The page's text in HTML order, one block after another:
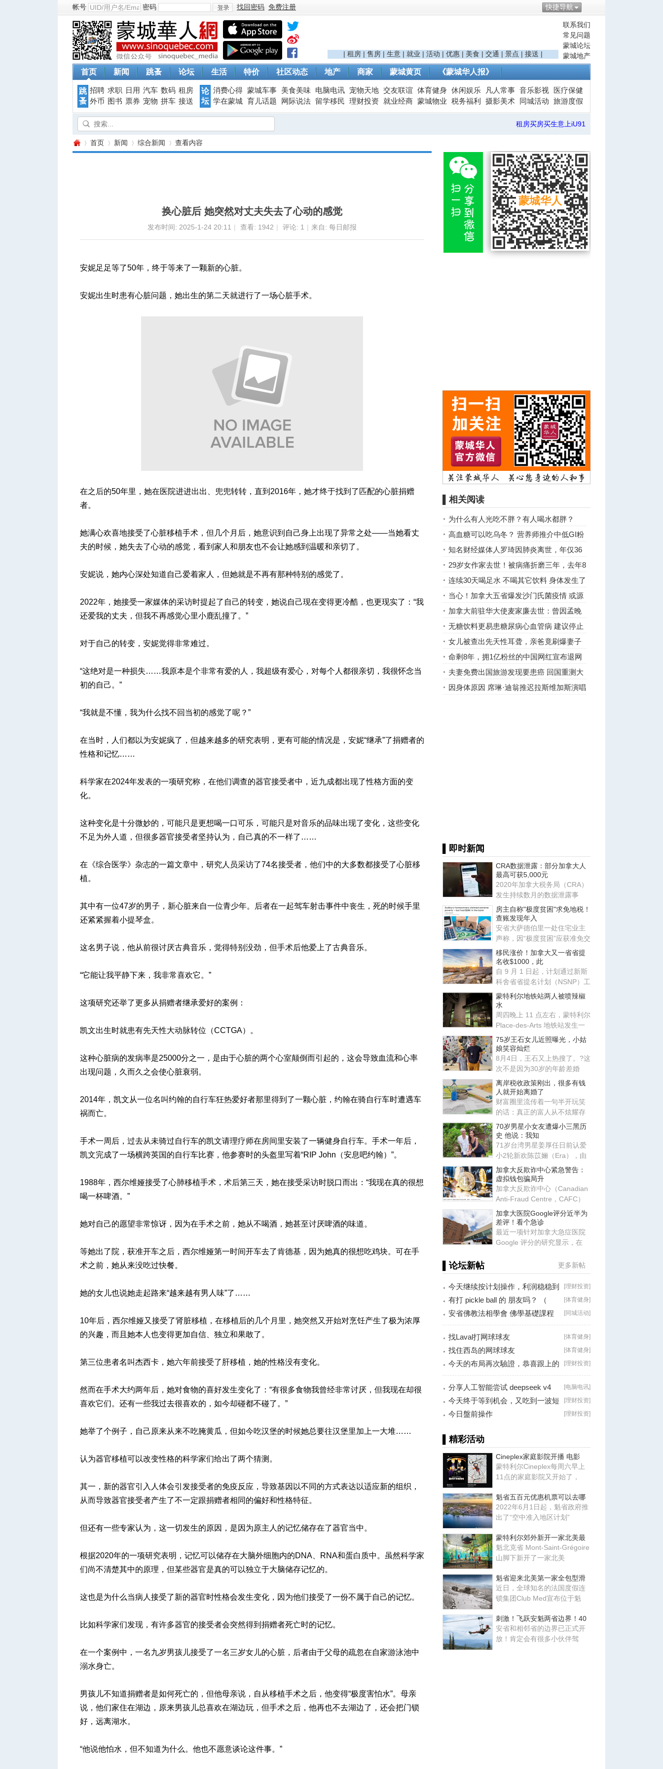
快捷导航
帐号 密码
登
录
找回密码 免费注册
联系我们
常见问题
蒙城论坛
蒙城地产
| 租房 | 售房 | 生意 | 就业 | 活动 | 优惠 | 美食 | 交通 | 景点 | 接送 |
首页 新闻 跳蚤 论坛 生活 特价 社区动态 地产 商家 蒙城黄页 《蒙城华人报》
跳
蚤
招聘 求职 日用 汽车 数码 租房
外币
图书 票券 宠物 拼车 接送
论
坛
消费心得 蒙城车事 美食美味 电脑电讯 宠物天地 交友联谊 体育健身 休闲娱乐 凡人常事 音乐影视
医疗保健
学在蒙城 育儿话题 网际说法 留学移民 理财投资 就业经商 蒙城物业 税务福利 摄影美术 同城活动 旅游度假
租房买房买生意上iU91
首页 新闻 综合新闻 查看内容
换心脏后 她突然对丈夫失去了心动的感觉
发布时间: 2025-1-24 20:11 | 查看: 1942 | 评论: 1 | 来自: 每日邮报
安妮足足等了50年，终于等来了一颗新的心脏。
安妮出生时患有心脏问题，她出生的第二天就进行了一场心脏手术。
在之后的50年里，她在医院进进出出、兜兜转转，直到2016年，她才终于找到了匹配的心脏捐赠
者。
她满心欢喜地接受了心脏移植手术，但几个月后，她意识到自己身上出现了异常之处——当她看丈
夫的时候，她失去了心动的感觉，看到家人和朋友也不会让她感到温暖和亲切了。
安妮说，她内心深处知道自己爱着家人，但她就是不再有那种特别的感觉了。
2022年，她接受一家媒体的采访时提起了自己的转变，她说自己现在变得更冷酷，也更现实了：“我
还爱我的丈夫，但我不再感觉心里小鹿乱撞了。”
对于自己的转变，安妮觉得非常难过。
“这绝对是一种损失……我原本是个非常有爱的人，我超级有爱心，对每个人都很亲切，我很怀念当
初的自己。”
“我就是不懂，我为什么找不回当初的感觉了呢？”
在当时，人们都以为安妮疯了，但越来越多的研究表明，更有可能的情况是，安妮“继承”了捐赠者的
性格和记忆……
科学家在2024年发表的一项研究称，在他们调查的器官接受者中，近九成都出现了性格方面的变
化。
这种变化是十分微妙的，可能只是更想喝一口可乐，可能只是对音乐的品味出现了变化，这些变化
不足为外人道，但很多器官接受者坚持认为，自己真的不一样了……
在《综合医学》杂志的一篇文章中，研究人员采访了74名接受者，他们中的大多数都接受了心脏移
植。
其中有一位47岁的男子，新心脏来自一位青少年。后者在一起驾车射击事件中丧生，死的时候手里
还紧紧握着小提琴盒。
这名男子说，他从前很讨厌古典音乐，觉得特别没劲，但手术后他爱上了古典音乐。
“它能让我平静下来，我非常喜欢它。”
这项研究还举了更多从捐赠者继承爱好的案例：
凯文出生时就患有先天性大动脉转位（CCTGA）。
这种心脏病的发病率是25000分之一，是由于心脏的两个心室颠倒而引起的，这会导致血流和心率
出现问题，久而久之会使心脏衰弱。
2014年，凯文从一位名叫约翰的自行车狂热爱好者那里得到了一颗心脏，约翰在骑自行车时遭遇车
祸而亡。
手术一周后，过去从未骑过自行车的凯文请理疗师在房间里安装了一辆健身自行车。手术一年后，
凯文完成了一场横跨英国的自行车比赛，他参赛时的头盔里写着“RIP John（安息吧约翰）”。
1988年，西尔维娅接受了心肺移植手术，术后第三天，她在接受采访时脱口而出：“我现在真的很想
喝一杯啤酒。”
她对自己的愿望非常惊讶，因为在手术之前，她从不喝酒，她甚至讨厌啤酒的味道。
等她出了院，获准开车之后，西尔维娅第一时间开车去了肯德基，因为她真的很想吃鸡块。可在手
术之前，她从来没吃过快餐。
她的女儿也说她走起路来“越来越有男人味”了……
10年后，西尔维娅又接受了肾脏移植，在移植后的几个月里，她突然又开始对烹饪产生了极为浓厚
的兴趣，而且她本人也变得更加自信、独立和果敢了。
第三位患者名叫杰西卡，她六年前接受了肝移植，她的性格没有变化。
然而在手术大约两年后，她对食物的喜好发生变化了：“有很多食物我曾经非常讨厌，但我现在却很
喜欢它们。还有一些我过去很喜欢的，如今却碰都不碰了。”
她举了个例子，自己原来从来不吃腌黄瓜，但如今吃汉堡的时候她总要往汉堡里加上一大堆……
认为器官移植可以改变性格的科学家们给出了两个猜测。
其一，新的器官引入人体会引发接受者的免疫反应，导致基因以不同的方式表达以适应新的组织，
从而导致器官接受者产生了不一定跟捐赠者相同的偏好和性格特征。
但还有一些专家认为，这一切发生的原因，是因为原主人的记忆储存在了器官当中。
根据2020年的一项研究表明，记忆可以储存在大脑外细胞内的DNA、RNA和蛋白质中。虽然科学家
们尚不清楚其中的原理，但某些器官是真的可以独立于大脑储存记忆的。
这也是为什么当病人接受了新的器官时性格会发生变化，因为他们接受了一份不属于自己的记忆。
比如科学家们发现，有许多器官的接受者会突然得到捐赠者死亡时的记忆。
在一个案例中，一名九岁男孩儿接受了一名三岁女儿的心脏，后者由于父母的疏忽在自家游泳池中
溺水身亡。
男孩儿不知道捐赠者是如何死亡的，但他母亲说，自从移植手术之后，他变得“极度害怕水”。母亲
说，他们家住在湖边，原来男孩儿总喜欢在湖边玩，但手术之后，他再也不去湖边了，还会把门锁
好，远离湖水。
“他说他怕水，但不知道为什么。他也不愿意谈论这件事。”
▌相关阅读
为什么有人光吃不胖？有人喝水都胖？
高血糖可以吃乌冬？ 营养师推介中低GI粉
面升糖慢
知名财经媒体人罗琦因肺炎离世，年仅36
岁
29岁女作家去世！被病痛折磨三年，去年8
月确诊罕见病……
连续30天喝足水 不喝其它饮料 身体发生了
大变化
当心！加拿大五省爆发沙门氏菌疫情 或源
自美国
加拿大前驻华大使麦家廉去世：曾因孟晚
舟案被杜鲁多解职
无糖饮料更易患糖尿病心血管病 建议停止
女儿被查出先天性耳聋，亲爸竟刷爆妻子
信用卡，更过分的是… ...
命剩8年，拥1亿粉丝的中国网红宣布退网
夫妻免费出国旅游发现要患癌 回国重测大
吃一惊
因身体原因 席琳·迪翁推迟拉斯维加斯演唱
▌即时新闻
CRA数据泄露：部分加拿大人
最高可获5,000元
2020年加拿大税务局（CRA）
发生持续数月的数据泄露事
件，导致数千名加拿大人的私
人信
房主自称"极度贫困"求免地税！
查账发现年入
安省大萨德伯里一处住宅业主
声称，因“极度贫困”应获准免交
地税。安省评估复核委员会
移民涨价！加拿大又一省省提
名收$1000，此
自 9 月 1 日起，计划通过新斯
科舍省省提名计划（NSNP）工
作类别申请移民的外国人需缴
蒙特利尔地铁站两人被喷辣椒
水
周四晚上 11 点左右，蒙特利尔
Place-des-Arts 地铁站发生一
起肢体冲突，事件升级导致
75岁王石女儿近照曝光，小姑
娘笑容灿烂
8月4日，王石又上热搜了。?这
次不是因为30岁的年龄差婚
姻，也不是因为田朴珺又说了
什
离岸税收政策刚出，很多有钱
人就开始离婚了
财富圈里流传着一句半开玩笑
的话：真正的富人从不炫耀存
款，他们炫耀的是律师、会计
师
70岁男星小女友遭爆小三黑历
史 他说：我知
71岁台湾男星姜厚任日前认爱
小2轮新欢陈苡㛤（Era），由
于她自称台大“3硕1博”、智商
加拿大反欺诈中心紧急警告：
虚拟钱包骗局升
加拿大反欺诈中心（Canadian
Anti-Fraud Centre，CAFC）
近日发布最新警告，提醒所有
使
加拿大医院Google评分近半为
差评！看个急诊
最近一项针对加拿大急症医院
Google 评分的研究显示，在
▌论坛新帖 更多新帖
[理财投资]
今天继续按计划操作，利润稳稳到
手！
[体育健身]
有打 pickle ball 的 朋友吗？ （
Brossard
[同城活动]
安省佛教法相學會 佛學基礎課程
（第二十八
[体育健身]
找Laval打网球球友
[体育健身]
找住西岛的网球球友
[理财投资]
今天的布局再次驗證，恭喜跟上的
朋友！
[电脑电讯]
分享人工智能尝试 deepseek v4
falsh, 据说
[理财投资]
今天终于等到机会，又吃到一波短
线利润！
[理财投资]
今日盤前操作
▌精彩活动
Cineplex家庭影院开播 电影
蒙特利尔Cineplex每周六早上
11点的家庭影院又开始了，
魁省五百元优惠机票可以去哪
2022年6月1日起，魁省政府推
出了“空中准入地区计划”
蒙特利尔郊外新开一家北美最
魁北克省 Mont-Saint-Grégoire
山脚下新开了一家北美
魁省迎来北美第一家全包型滑
近日，全球知名的法国度假连
锁集团Club Med宣布位于魁
刺激！飞跃安魁两省边界！40
安省和相邻省的边界已正式开
放！肯定会有很多小伙伴驾